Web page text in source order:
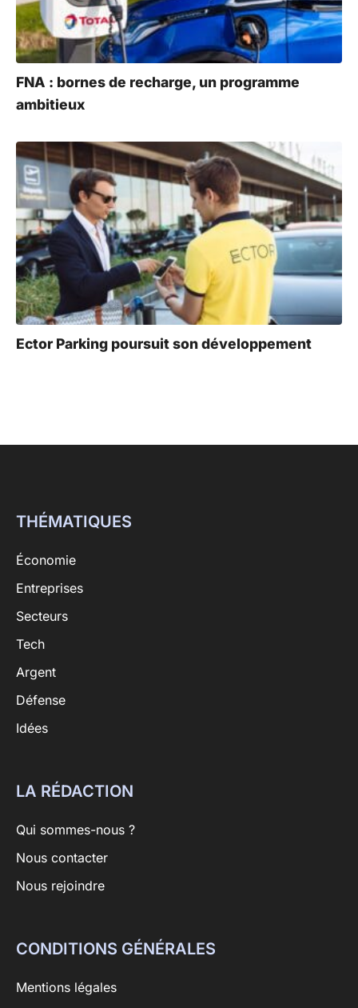
FNA : bornes de recharge, un programme
ambitieux
Ector Parking poursuit son développement
THÉMATIQUES
Économie
Entreprises
Secteurs
Tech
Argent
Défense
Idées
LA RÉDACTION
Qui sommes-nous ?
Nous contacter
Nous rejoindre
CONDITIONS GÉNÉRALES
Mentions légales